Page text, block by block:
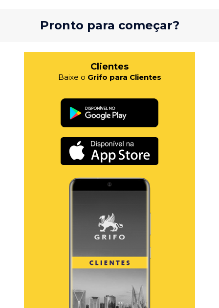
Pronto para começar?
Clientes
Baixe o Grifo para Clientes